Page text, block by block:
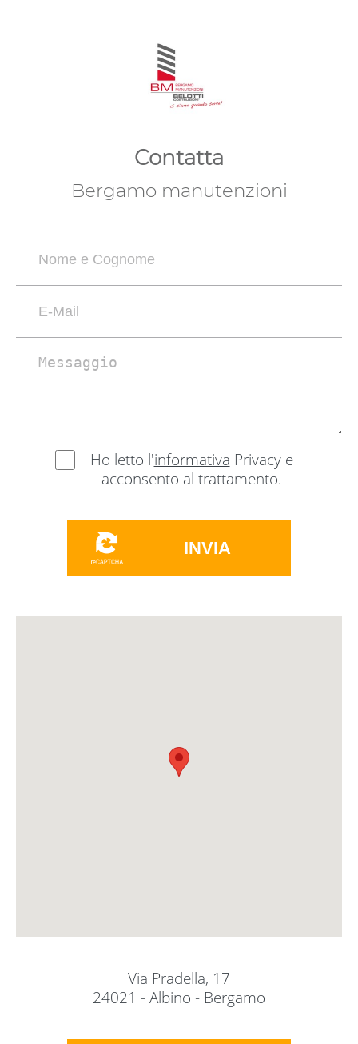
Via Pradella, 17
24021 - Albino - Bergamo
Contatta
Bergamo manutenzioni
Ho letto l'informativa Privacy e
acconsento al trattamento.
INVIA